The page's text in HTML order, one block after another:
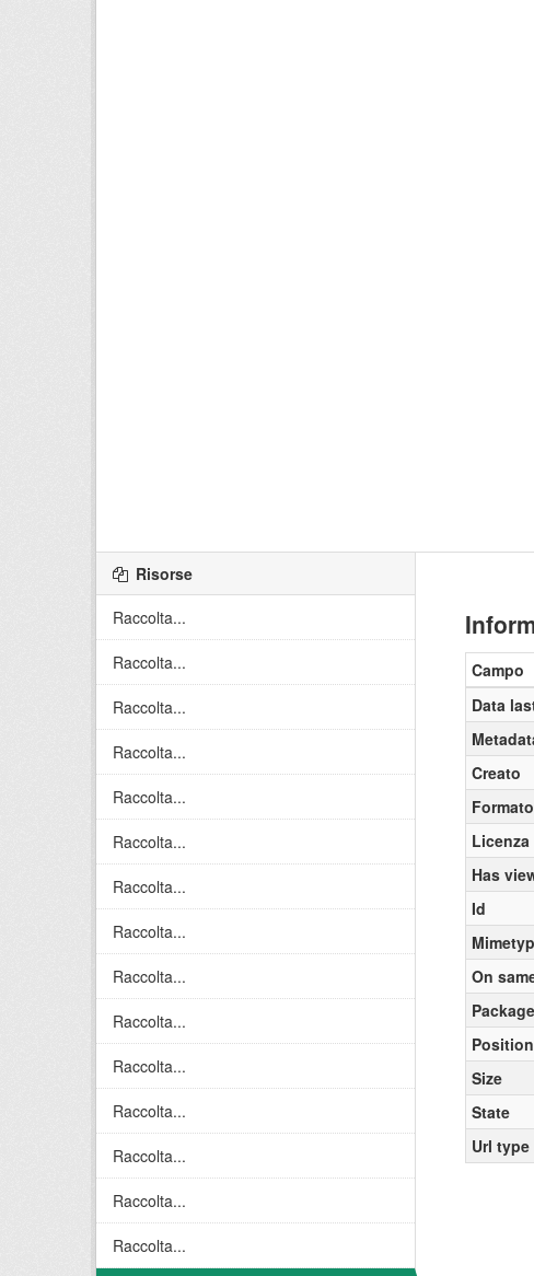
Risorse
Raccolta...
Raccolta...
Raccolta...
Raccolta...
Raccolta...
Raccolta...
Raccolta...
Raccolta...
Raccolta...
Raccolta...
Raccolta...
Raccolta...
Raccolta...
Raccolta...
Raccolta...
Campo
Data
Creato
Formato
Licenza
Has
Id
On
Position
Size
State
Url type